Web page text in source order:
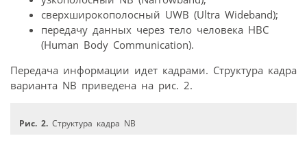
сверхширокополосный UWB (Ultra Wideband);
передачу данных через тело человека HBC
(Human Body Communication).
Передача информации идет кадрами. Структура кадра
варианта NB приведена на рис. 2.
Рис. 2. Структура кадра NB